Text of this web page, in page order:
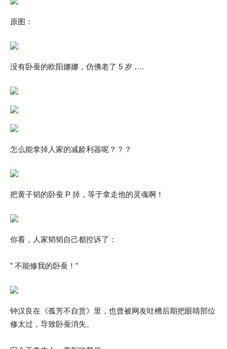
原图：
没有卧蚕的欧阳娜娜，仿佛老了 5 岁 ….
怎么能拿掉人家的减龄利器呢？？？
把黄子韬的卧蚕 P 掉，等于拿走他的灵魂啊！
你看，人家韬韬自己都控诉了：
” 不能修我的卧蚕！”
钟汉良在《孤芳不自赏》里，也曾被网友吐槽后期把眼睛部位
修太过，导致卧蚕消失。